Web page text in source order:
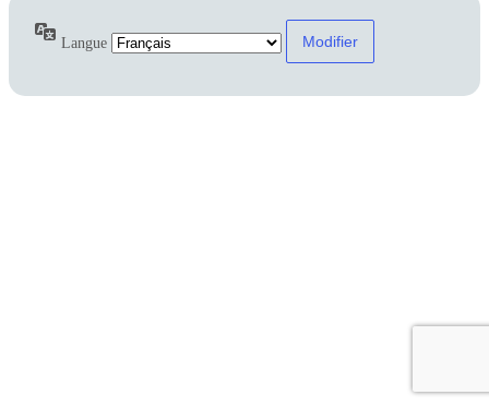
Langue